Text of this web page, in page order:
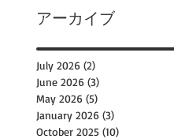
アーカイブ
July 2026 (2)
June 2026 (3)
May 2026 (5)
January 2026 (3)
October 2025 (10)